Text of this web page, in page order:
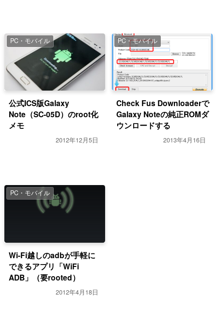
PC・モバイル
公式ICS版Galaxy
Note（SC-05D）のroot化
メモ
2012年12月5日
PC・モバイル
Check Fus Downloaderで
Galaxy Noteの純正ROMダ
ウンロードする
2013年4月16日
PC・モバイル
Wi-Fi越しのadbが手軽に
できるアプリ「WiFi
ADB」（要rooted）
2012年4月18日